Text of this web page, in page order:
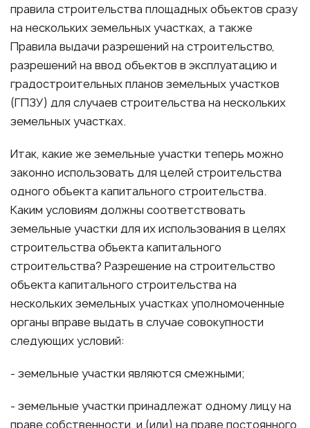
правила строительства площадных объектов сразу
на нескольких земельных участках, а также
Правила выдачи разрешений на строительство,
разрешений на ввод объектов в эксплуатацию и
градостроительных планов земельных участков
(ГПЗУ) для случаев строительства на нескольких
земельных участках.
Итак, какие же земельные участки теперь можно
законно использовать для целей строительства
одного объекта капитального строительства.
Каким условиям должны соответствовать
земельные участки для их использования в целях
строительства объекта капитального
строительства? Разрешение на строительство
объекта капитального строительства на
нескольких земельных участках уполномоченные
органы вправе выдать в случае совокупности
следующих условий:
- земельные участки являются смежными;
- земельные участки принадлежат одному лицу на
праве собственности, и (или) на праве постоянного